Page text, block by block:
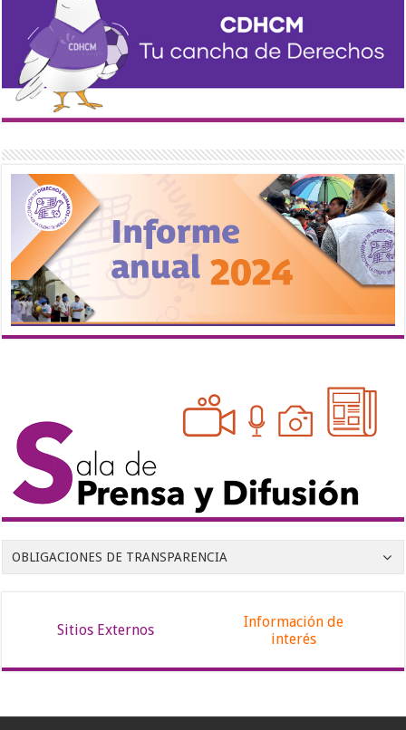
OBLIGACIONES DE TRANSPARENCIA
Sitios Externos
Información de
interés